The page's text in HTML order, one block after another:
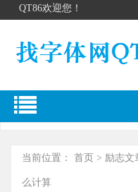
QT86欢迎您！
当前位置： 首页 > 励志文
么计算